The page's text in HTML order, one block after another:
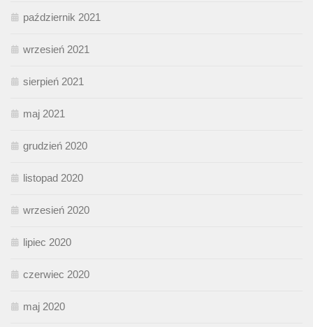
październik 2021
wrzesień 2021
sierpień 2021
maj 2021
grudzień 2020
listopad 2020
wrzesień 2020
lipiec 2020
czerwiec 2020
maj 2020